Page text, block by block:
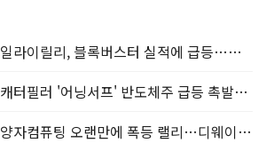
[美증시 특징주] 일라이릴리, 블록버스터 실적에 급등…마운자로 매출 폭발
[美증시 특징주] 캐터필러 '어닝서프' 반도체주 급등 촉발…"AI 데이터센터 건설 강력"
[美증시 특징주] 양자컴퓨팅 오랜만에 폭등 랠리…디웨이브·아이온큐 주도